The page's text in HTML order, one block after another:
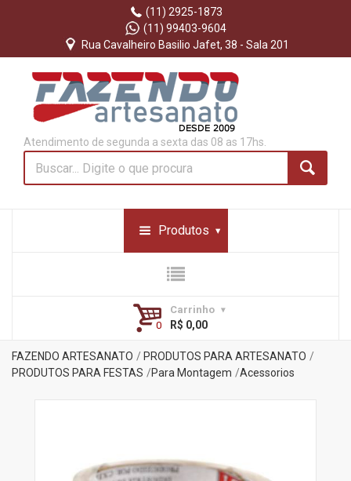
(11) 2925-1873
(11) 99403-9604
Rua Cavalheiro Basilio Jafet, 38 - Sala 201
Atendimento de segunda a sexta das 08 as 17hs.
Produtos
Carrinho
R$ 0,00
FAZENDO ARTESANATO
PRODUTOS PARA ARTESANATO
PRODUTOS PARA FESTAS
Para Montagem Acessorios